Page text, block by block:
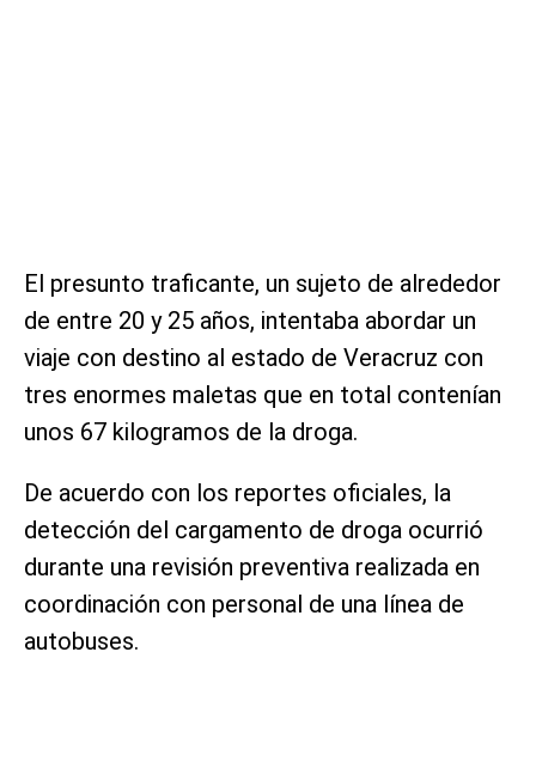
El presunto traficante, un sujeto de alrededor
de entre 20 y 25 años, intentaba abordar un
viaje con destino al estado de Veracruz con
tres enormes maletas que en total contenían
unos 67 kilogramos de la droga.
De acuerdo con los reportes oficiales, la
detección del cargamento de droga ocurrió
durante una revisión preventiva realizada en
coordinación con personal de una línea de
autobuses.